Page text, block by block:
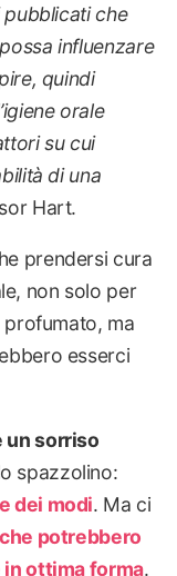
che
influenzare
quindi
orale
su cui
di una
Hart.
prendersi cura
non solo per
ma
esserci
un sorriso
spazzolino:
dei modi. Ma ci
potrebbero
in ottima forma.